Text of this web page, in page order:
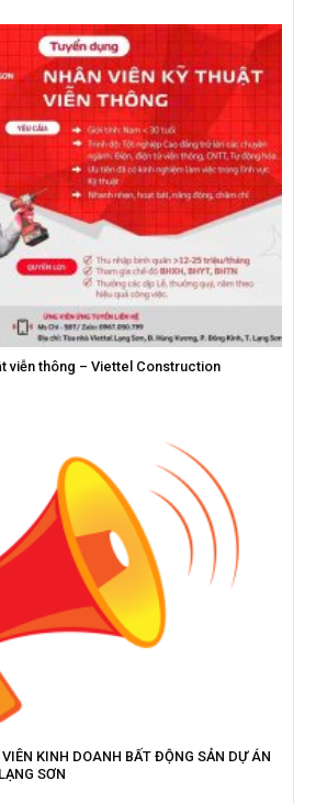
viễn thông – Viettel Construction
KINH DOANH BẤT ĐỘNG SẢN DỰ ÁN
SƠN